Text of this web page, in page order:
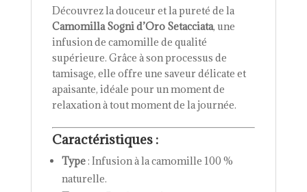
Découvrez la douceur et la pureté de la
Camomilla Sogni d’Oro Setacciata, une
infusion de camomille de qualité
supérieure. Grâce à son processus de
tamisage, elle offre une saveur délicate et
apaisante, idéale pour un moment de
relaxation à tout moment de la journée.
Caractéristiques:
Type: Infusion à la camomille 100 %
naturelle.